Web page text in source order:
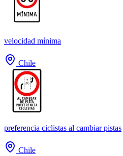
velocidad mínima
Chile
preferencia ciclistas al cambiar pistas
Chile